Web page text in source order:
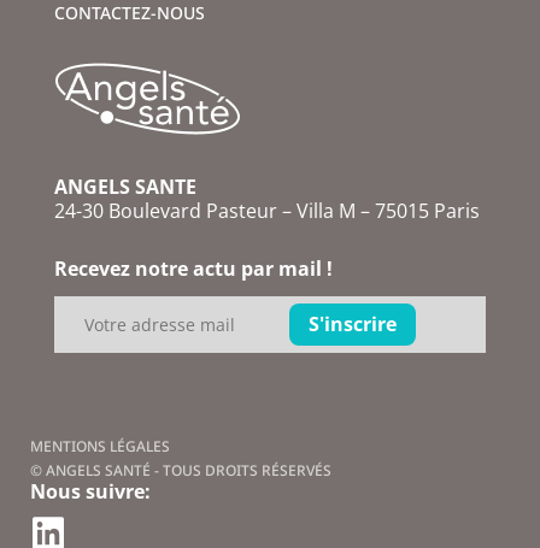
CONTACTEZ-NOUS
ANGELS SANTE
24-30 Boulevard Pasteur – Villa M – 75015 Paris
Recevez notre actu par mail !
MENTIONS LÉGALES
© ANGELS SANTÉ - TOUS DROITS RÉSERVÉS
Nous suivre: